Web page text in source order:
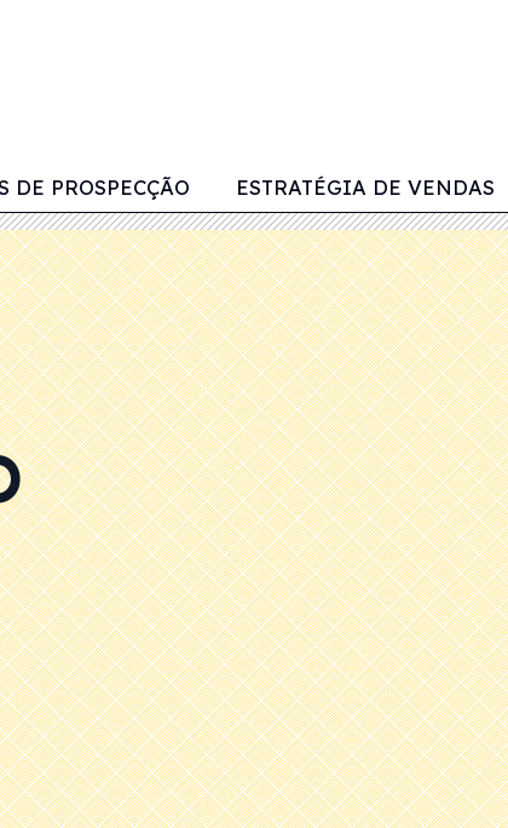
DE PROSPECÇÃO ESTRATÉGIA DE VENDAS